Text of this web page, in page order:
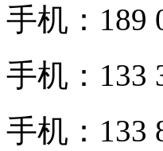
手机：189
手机：133
手机：133